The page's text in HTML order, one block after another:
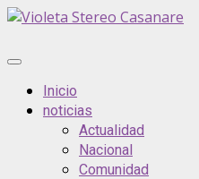
Saltar
contenido
Menú
principalInicio
noticias
Actualidad
Nacional
Comunidad